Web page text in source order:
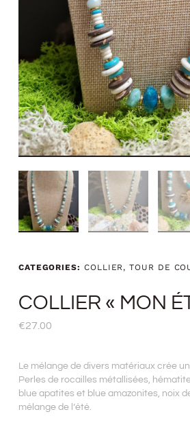
CATEGORIES: COLLIER,TOUR DE
COLLIER « MON
€27.00
Le mélange de divers matériaux crée
Perles de rocailles métallisées,
blue apatites et blue amazonites, noix
mélange de l’été.